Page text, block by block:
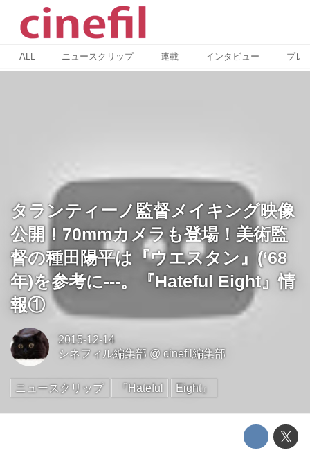
ALL ニュースクリップ 連載 インタビュー プレ
タランティーノ監督メイキング映像
公開！70mmカメラも登場！美術監
督の種田陽平は『ウエスタン』(‘68
年)を参考に---。『Hateful Eight』情
報①
2015-12-14
シネフィル編集部 @cinefil編集部
ニュースクリップ 『Hateful Eight』